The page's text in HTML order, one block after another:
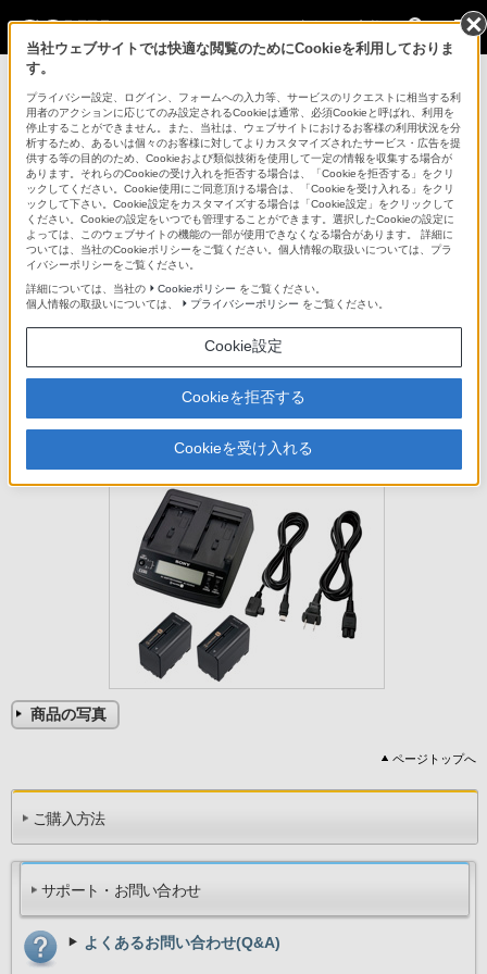
法人のお客様
カムコーダー用周辺機器・アクセサリー > ACCKIT-D12B
法人のお客様
カムコーダー用周辺機器・アクセサリー
ACCKIT-D12B
2巻チャージャーと、NP-F970を2個セットにしたアクセサリーキッ
ACCKIT-D12B
※ 本商品に含まれるバッテリーは製品保証対象外です
商品の写真
ページトップへ
ご購入方法
サポート・お問い合わせ
よくあるお問い合わせ(Q&A)
当社ウェブサイトでは快適な閲覧のためにCookieを利用しておりま
す。
プライバシー設定、ログイン、フォームへの入力等、サービスのリクエストに相当する利
用者のアクションに応じてのみ設定されるCookieは通常、必須Cookieと呼ばれ、利用を
停止することができません。また、当社は、ウェブサイトにおけるお客様の利用状況を分
析するため、あるいは個々のお客様に対してよりカスタマイズされたサービス・広告を提
供する等の目的のため、Cookieおよび類似技術を使用して一定の情報を収集する場合が
あります。それらのCookieの受け入れを拒否する場合は、「Cookieを拒否する」をクリ
ックしてください。Cookie使用にご同意頂ける場合は、「Cookieを受け入れる」をクリ
ックして下さい。Cookie設定をカスタマイズする場合は「Cookie設定」をクリックして
ください。Cookieの設定をいつでも管理することができます。選択したCookieの設定に
よっては、このウェブサイトの機能の一部が使用できなくなる場合があります。 詳細に
ついては、当社のCookieポリシーをご覧ください。個人情報の取扱いについては、プラ
イバシーポリシーをご覧ください。
詳細については、当社の
Cookieポリシー をご覧ください。
個人情報の取扱いについては、
プライバシーポリシー をご覧ください。
Cookie設定
Cookieを拒否する
Cookieを受け入れる